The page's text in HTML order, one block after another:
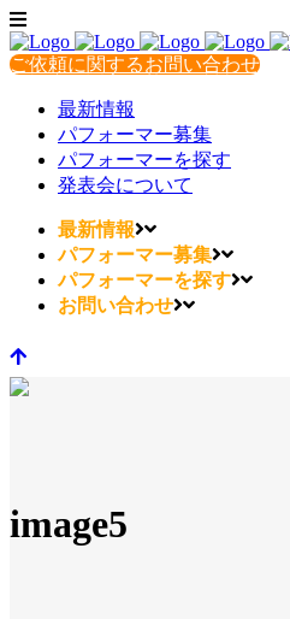
ご依頼に関するお問い合わせ
最新情報
パフォーマー募集
パフォーマーを探す
発表会について
最新情報
パフォーマー募集
パフォーマーを探す
お問い合わせ
image5